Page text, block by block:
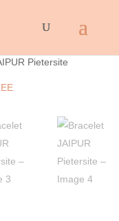
Pietersite